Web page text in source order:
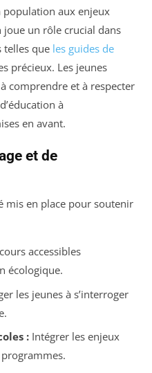
aux enjeux
joue un rôle crucial dans
telles que les guides de
précieux. Les jeunes
comprendre et à respecter
à
en avant.
et de
mis en place pour soutenir
accessibles
écologique.
les jeunes à s’interroger
:Intégrer les enjeux